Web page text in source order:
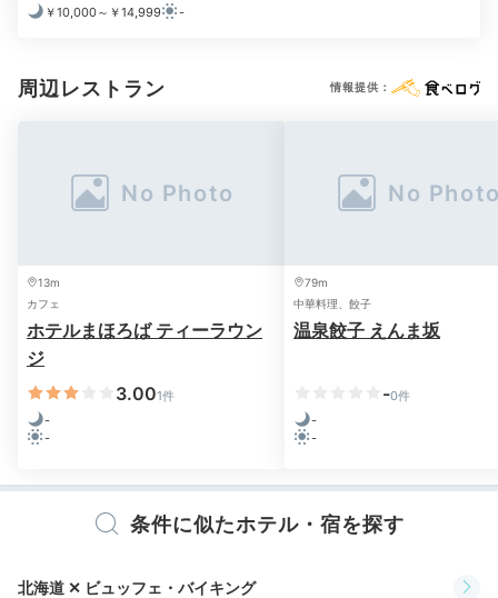
など旬の道産食材がたっぷり。内容はレストランによっ
らかくて最高です。北海道らしいお惣菜もたくさん！
06:30
お部屋や大浴場で
￥10,000～￥14,999
-
周辺レストラン 情報提供：
13m
カフェ
ホテルまほろば ティーラウン
ジ
3.001件
-
-
79m
中華料理、餃子
温泉餃子 えんま坂
-0件
-
-
条件に似たホテル・宿を探す
北海道 ✕ ビュッフェ・バイキング